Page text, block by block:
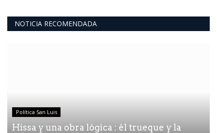
NOTICIA RECOMENDADA
Política San Luis
Hissa y una obra lógica : él trueque y la